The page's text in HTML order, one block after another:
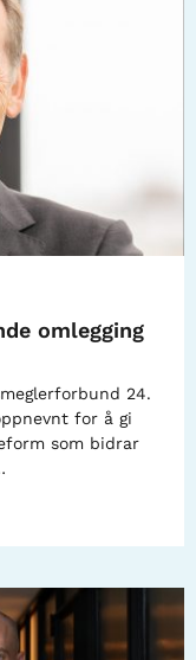
omlegging
24.
for å gi
som bidrar